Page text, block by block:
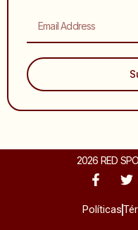
2026 RED
F
c
e
T
i
t
Políticas